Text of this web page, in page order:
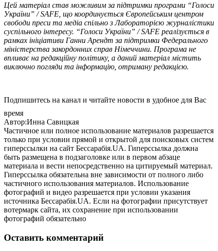
Цей матеріал став можливим за підтримки програми “Голоси
України” / SAFE, що координується Європейським центром
свободи преси та медіа спільно з Лабораторією журналістики
суспільного інтересу. “Голоси України” / SAFE реалізується в
рамках ініціативи Ганни Арендт за підтримки Федерального
міністерства закордонних справ Німеччини. Програма не
впливає на редакційну політику, а даний матеріал містить
виключно погляди та інформацію, отриману редакцією.
Подпишитесь на канал и читайте новости в удобное для Вас
время
Автор:Инна Савицкая
Частичное или полное использование материалов разрешается
только при условии прямой и открытой для поисковых систем
гиперссылки на сайт Бессарабія.UA. Гиперссылка должна
быть размещена в подзаголовке или в первом абзаце
материала и вести непосредственно на цитируемый материал.
Гиперссылка обязательна вне зависимости от полного либо
частичного использования материалов. Использование
фотографий и видео разрешается при условии указания
источника Бессарабія.UA. Если на фотографии присутствует
вотермарк сайта, их сохранение при использовании
фотографий обязательно
Оставить комментарий